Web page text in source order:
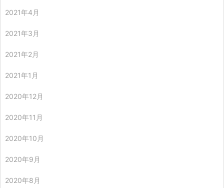
2021年4月
2021年3月
2021年2月
2021年1月
2020年12月
2020年11月
2020年10月
2020年9月
2020年8月